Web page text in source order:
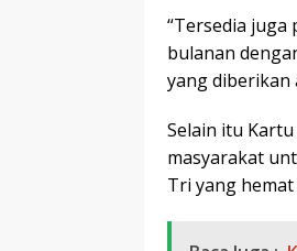
“Tersedia juga
bulanan
yang diberikan
Selain itu
masyarakat
Tri yang hemat